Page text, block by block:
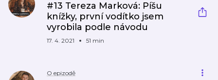
#13 Tereza Marková: Píšu
knížky, první vodítko jsem
vyrobila podle návodu
17. 4. 2021 51 min
O epizodě